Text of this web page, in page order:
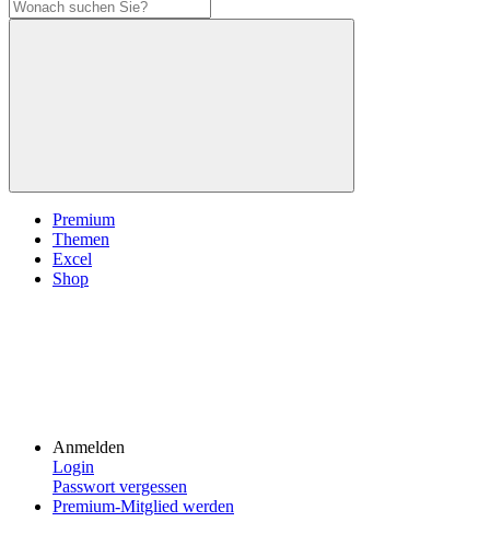
Premium
Themen
Excel
Shop
Anmelden
Login
Passwort vergessen
Premium-Mitglied werden